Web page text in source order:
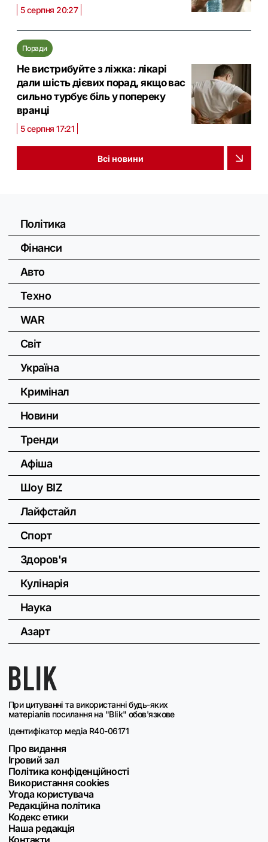
5 серпня 20:27
Поради
Не вистрибуйте з ліжка: лікарі
дали шість дієвих порад, якщо вас
сильно турбує біль у попереку
вранці
5 серпня 17:21
Всі новини
При цитуванні та використанні будь-яких
матеріалів посилання на "Blik" обов'язкове
Ідентифікатор медіа R40-06171
Про видання
Ігровий зал
Політика конфіденційності
Використання cookies
Угода користувача
Редакційна політика
Кодекс етики
Наша редакція
Політика
Фінанси
Авто
Техно
WAR
Світ
Україна
Кримінал
Новини
Тренди
Афіша
Шоу BIZ
Лайфстайл
Спорт
Здоров'я
Кулінарія
Наука
Азарт